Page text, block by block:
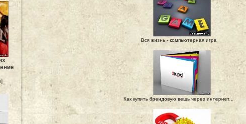
Вся жизнь - компьютерная игра
Как купить брендовую вещь через интернет...